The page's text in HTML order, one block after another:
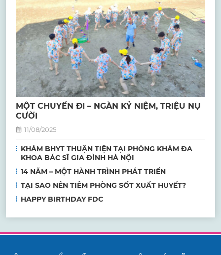
MỘT CHUYẾN ĐI – NGÀN KỶ NIỆM, TRIỆU NỤ
CƯỜI
11/08/2025
KHÁM BHYT THUẬN TIỆN TẠI PHÒNG KHÁM ĐA
KHOA BÁC SĨ GIA ĐÌNH HÀ NỘI
14 NĂM – MỘT HÀNH TRÌNH PHÁT TRIỂN
TẠI SAO NÊN TIÊM PHÒNG SỐT XUẤT HUYẾT?
HAPPY BIRTHDAY FDC